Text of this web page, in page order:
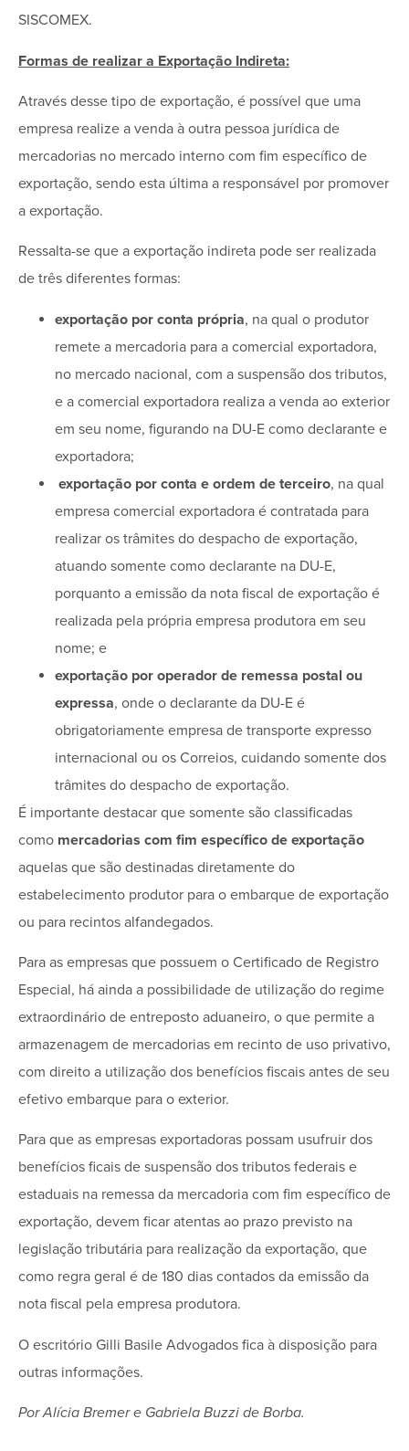
SISCOMEX.
Formas de realizar a Exportação Indireta:
Através desse tipo de exportação, é possível que uma
empresa realize a venda à outra pessoa jurídica de
mercadorias no mercado interno com fim específico de
exportação, sendo esta última a responsável por promover
a exportação.
Ressalta-se que a exportação indireta pode ser realizada
de três diferentes formas:
exportação por conta própria, na qual o produtor
remete a mercadoria para a comercial exportadora,
no mercado nacional, com a suspensão dos tributos,
e a comercial exportadora realiza a venda ao exterior
em seu nome, figurando na DU-E como declarante e
exportadora;
exportação por conta e ordem de terceiro, na qual
empresa comercial exportadora é contratada para
realizar os trâmites do despacho de exportação,
atuando somente como declarante na DU-E,
porquanto a emissão da nota fiscal de exportação é
realizada pela própria empresa produtora em seu
nome; e
exportação por operador de remessa postal ou
expressa, onde o declarante da DU-E é
obrigatoriamente empresa de transporte expresso
internacional ou os Correios, cuidando somente dos
trâmites do despacho de exportação.
É importante destacar que somente são classificadas
como mercadorias com fim específico de exportação
aquelas que são destinadas diretamente do
estabelecimento produtor para o embarque de exportação
ou para recintos alfandegados.
Para as empresas que possuem o Certificado de Registro
Especial, há ainda a possibilidade de utilização do regime
extraordinário de entreposto aduaneiro, o que permite a
armazenagem de mercadorias em recinto de uso privativo,
com direito a utilização dos benefícios fiscais antes de seu
efetivo embarque para o exterior.
Para que as empresas exportadoras possam usufruir dos
benefícios ficais de suspensão dos tributos federais e
estaduais na remessa da mercadoria com fim específico de
exportação, devem ficar atentas ao prazo previsto na
legislação tributária para realização da exportação, que
como regra geral é de 180 dias contados da emissão da
nota fiscal pela empresa produtora.
O escritório Gilli Basile Advogados fica à disposição para
outras informações.
Por Alícia Bremer e Gabriela Buzzi de Borba.